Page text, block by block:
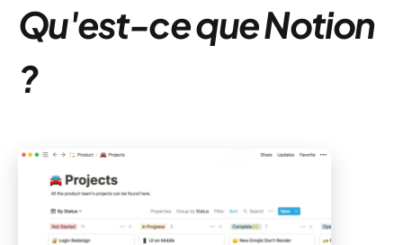
Qu'est-ce que Notion
?